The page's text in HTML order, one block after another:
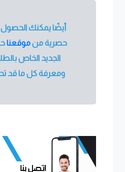
أيضًا يمكنك الحصول
حصرية منموقعنا
الجديد الخاص
ومعرفة كل ما قد